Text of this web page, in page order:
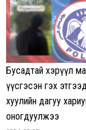
Бусадтай хэрүүл
үүсгэсэн гэх
хуулийн дагуу
оногдуулжээ